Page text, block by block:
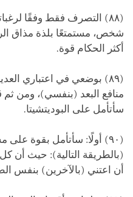
(٨٨) التصرف فقط وفقًا
شخص، مستمتعًا بلذة مذاق
أكثر الحكام قوة.
(٨٩) بوضعي في اعتباري
منافع البعد (بنفسي)، ومن ثم
سأتأمل على البوديتشيتا.
(٩٠) أولًا: سأتأمل بقوة
(بالطريقة التالية): حيث أن
أن اعتني (بالآخرين) بنفس